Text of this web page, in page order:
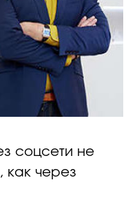
соцсети не
как через